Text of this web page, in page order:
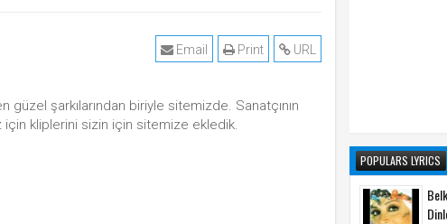
URL
Print
Email
güzel şarkılarından biriyle sitemizde. Sanatçının
kliplerini sizin için sitemize ekledik.
POPULARS LYRICS